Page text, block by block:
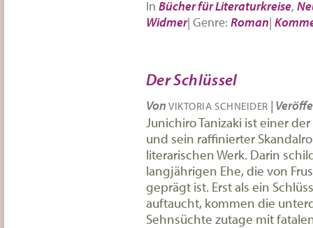
In Bücher für Literaturkreise,
Widmer| Genre: Roman|
Der Schlüssel
Von VIKTORIA SCHNEIDER |
Junichiro Tanizaki ist einer
und sein raffinierter
literarischen Werk. Darin
langjährigen Ehe, die von
geprägt ist. Erst als ein
auftaucht, kommen die
Sehnsüchte zutage mit